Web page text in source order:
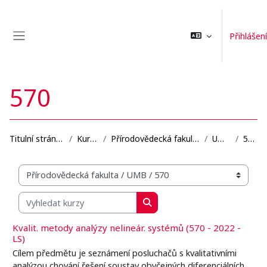
Přihlášení
570
Titulní stránka Kurzy Přírodovědecká fakulta UMB 570
Organizační struktura kurzů
Vyhledat kurzy
Vyhledat kurzy
Kvalit. metody analýzy nelineár. systémů (570 - 2022 -
LS)
Cílem předmětu je seznámení posluchačů s kvalitativními